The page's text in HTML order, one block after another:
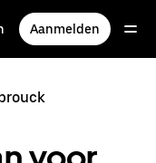
Aanmelden